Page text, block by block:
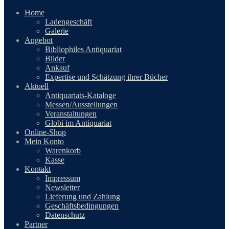
Home
Ladengeschäft
Galerie
Angebot
Bibliophiles Antiquariat
Bilder
Ankauf
Expertise und Schätzung ihrer Bücher
Aktuell
Antiquariats-Kataloge
Messen/Ausstellungen
Veranstaltungen
Globi im Antiquariat
Online-Shop
Mein Konto
Warenkorb
Kasse
Kontakt
Impressum
Newsletter
Lieferung und Zahlung
Geschäftsbedingungen
Datenschutz
Partner